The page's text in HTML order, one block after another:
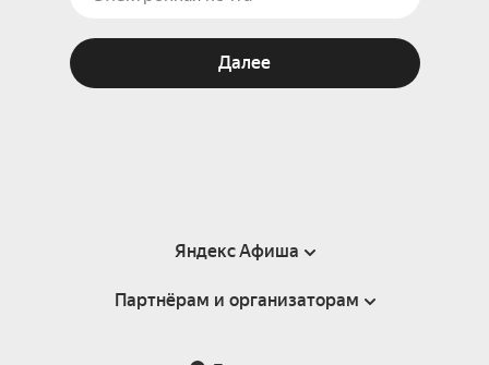
Далее
Яндекс Афиша
Справка
Партнёрам и организаторам